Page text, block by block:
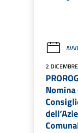
2